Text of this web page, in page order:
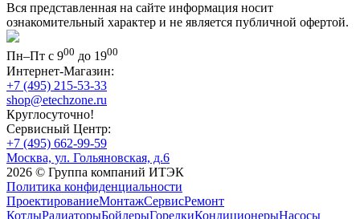
Вся представленная на сайте информация носит
ознакомительный характер и не является публичной офертой.
Пн–Пт с 900 до 1900
Интернет-Магазин:
+7 (495) 215-53-33
shop@etechzone.ru
Круглосуточно!
Сервисный Центр:
+7 (495) 662-99-59
Москва, ул. Гольяновская, д.6
2026 © Группа компаний ИТЭК
Политика конфиденциальности
ПроектированиеМонтажСервисРемонт
КотлыРадиаторыБойлерыГорелкиКондиционерыНасосы